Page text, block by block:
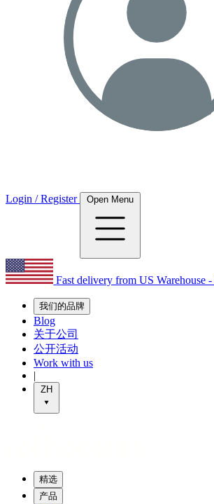
Login / Register Open Menu
Fast delivery from US Warehouse
我们的品牌
Blog
关于公司
公开活动
Work with us
|
ZH
精选
产品